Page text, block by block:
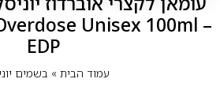
Unisex 100ml
EDP
עמוד הבית» בשמים